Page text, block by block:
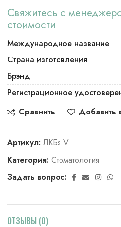
Свяжитесь с
стоимости
Международное название
Страна изготовления
Брэнд
Регистрационное
Сравнить
Добавить
Артикул: ЛКБs.V
Категория: Стоматология
Задать вопрос:
ОТЗЫВЫ (0)